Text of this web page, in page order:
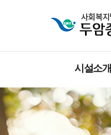
시설소개